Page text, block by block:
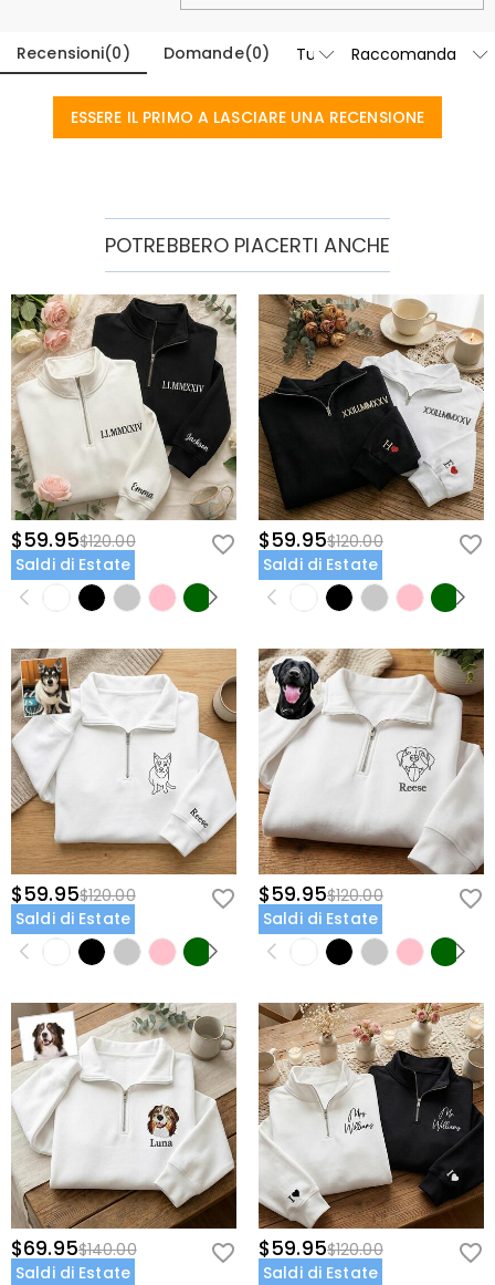
Recensioni(0) Domande(0)
ESSERE IL PRIMO A LASCIARE UNA RECENSIONE
POTREBBERO PIACERTI ANCHE
$59.95$120.00
Saldi di Estate
$59.95$120.00
Saldi di Estate
$59.95$120.00
Saldi di Estate
$59.95$120.00
Saldi di Estate
$69.95$140.00
Saldi di Estate
$59.95$120.00
Saldi di Estate